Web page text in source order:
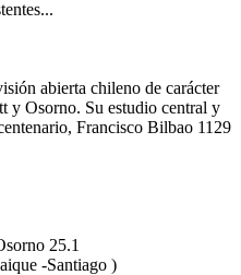
abierta chileno de carácter
y Osorno. Su estudio central y
Francisco Bilbao 1129
25.1
-Santiago )